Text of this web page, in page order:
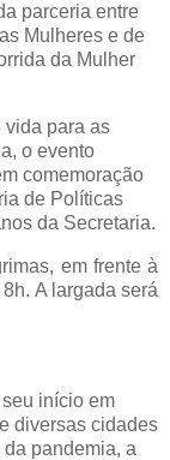
parceria entre
Mulheres e de
da Mulher
vida para as
o evento
comemoração
de Políticas
da Secretaria.
em frente à
A largada será
início em
diversas cidades
pandemia, a